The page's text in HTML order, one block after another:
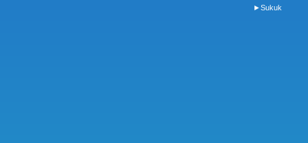
►Sukuk